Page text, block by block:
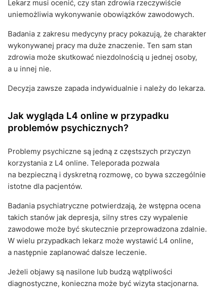
Lekarz musi ocenić, czy stan zdrowia rzeczywiście
uniemożliwia wykonywanie obowiązków zawodowych.
Badania z zakresu medycyny pracy pokazują, że charakter
wykonywanej pracy ma duże znaczenie. Ten sam stan
zdrowia może skutkować niezdolnością u jednej osoby,
a u innej nie.
Decyzja zawsze zapada indywidualnie i należy do lekarza.
Jak wygląda L4 online w przypadku
problemów psychicznych?
Problemy psychiczne są jedną z częstszych przyczyn
korzystania z L4 online. Teleporada pozwala
na bezpieczną i dyskretną rozmowę, co bywa szczególnie
istotne dla pacjentów.
Badania psychiatryczne potwierdzają, że wstępna ocena
takich stanów jak depresja, silny stres czy wypalenie
zawodowe może być skutecznie przeprowadzona zdalnie.
W wielu przypadkach lekarz może wystawić L4 online,
a następnie zaplanować dalsze leczenie.
Jeżeli objawy są nasilone lub budzą wątpliwości
diagnostyczne, konieczna może być wizyta stacjonarna.